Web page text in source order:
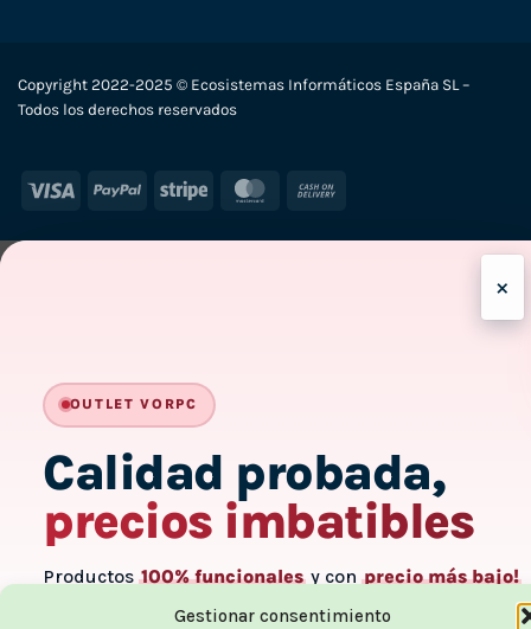
Gestionar consentimiento
Copyright 2022-2025 © Ecosistemas Informáticos España SL –
Todos los derechos reservados
Visa PayPal Stripe MasterCard
×
OUTLET VORPC
Calidad probada,
precios imbatibles
Productos 100% funcionales y con precio más bajo!